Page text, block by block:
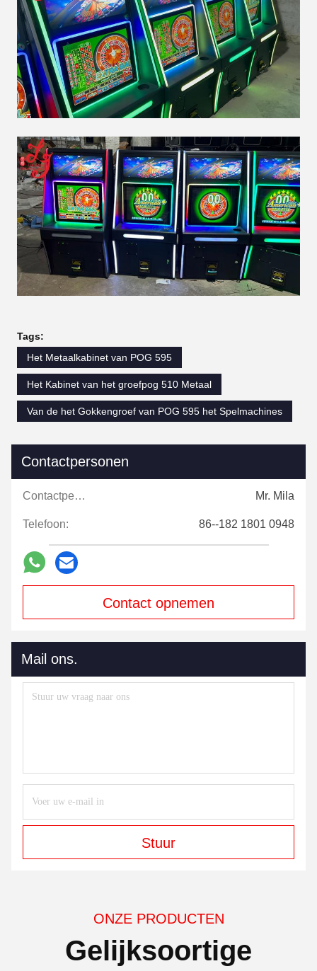
Tags:
Het Metaalkabinet van POG 595
Het Kabinet van het groefpog 510 Metaal
Van de het Gokkengroef van POG 595 het Spelmachines
Contactpersonen
Contactpersonen: Mr. Mila
Telefoon: 86--182 1801 0948
Contact opnemen
Mail ons.
Stuur
ONZE PRODUCTEN
Gelijksoortige